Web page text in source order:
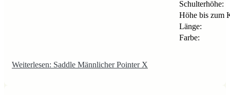
Schulterhöhe:
Höhe bis zum
Länge:
Farbe:
Weiterlesen: Saddle Männlicher Pointer X